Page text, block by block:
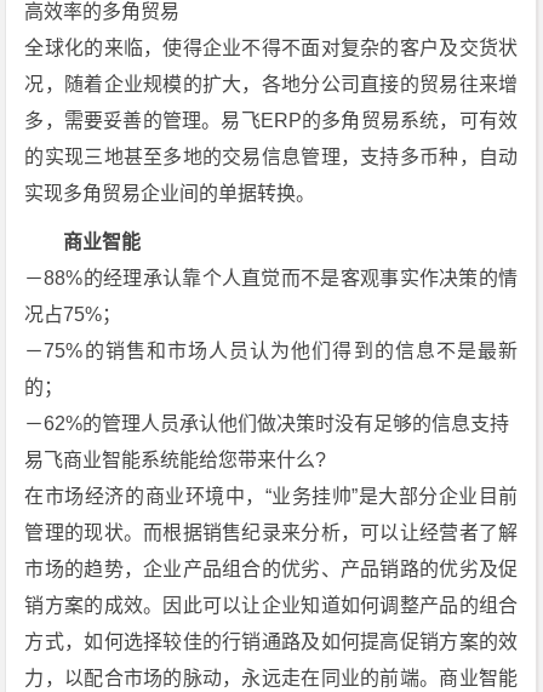
高效率的多角贸易
全球化的来临，使得企业不得不面对复杂的客户及交货状
况，随着企业规模的扩大，各地分公司直接的贸易往来增
多，需要妥善的管理。易飞ERP的多角贸易系统，可有效
的实现三地甚至多地的交易信息管理，支持多币种，自动
实现多角贸易企业间的单据转换。
商业智能
－88%的经理承认靠个人直觉而不是客观事实作决策的情
况占75%；
－75%的销售和市场人员认为他们得到的信息不是最新
的；
－62%的管理人员承认他们做决策时没有足够的信息支持
易飞商业智能系统能给您带来什么?
在市场经济的商业环境中，“业务挂帅”是大部分企业目前
管理的现状。而根据销售纪录来分析，可以让经营者了解
市场的趋势，企业产品组合的优劣、产品销路的优劣及促
销方案的成效。因此可以让企业知道如何调整产品的组合
方式，如何选择较佳的行销通路及如何提高促销方案的效
力，以配合市场的脉动，永远走在同业的前端。商业智能